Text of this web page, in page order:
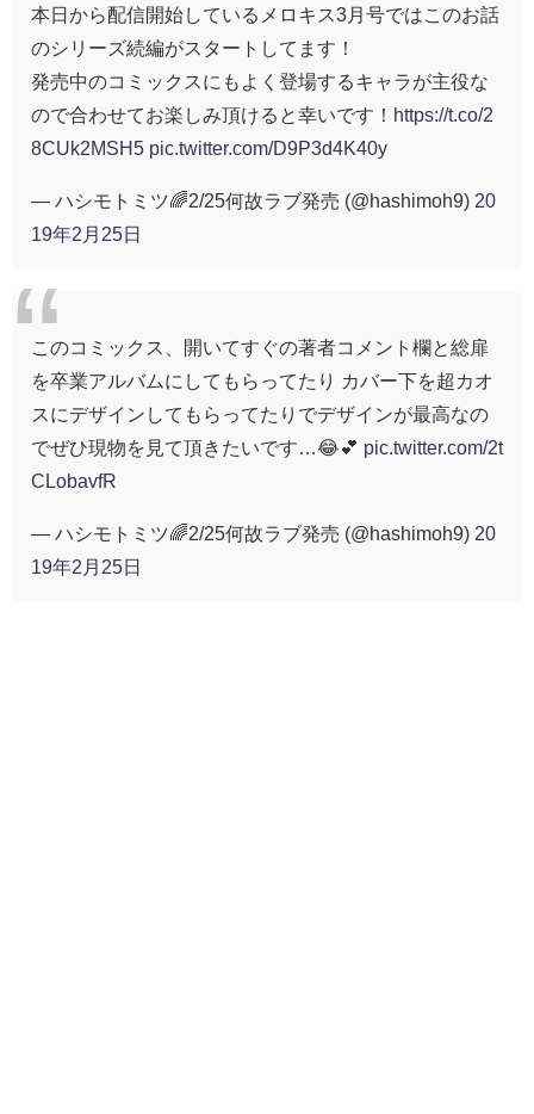
本日から配信開始しているメロキス3月号ではこのお話
のシリーズ続編がスタートしてます！
発売中のコミックスにもよく登場するキャラが主役な
ので合わせてお楽しみ頂けると幸いです！ https://t.co/2
8CUk2MSH5 pic.twitter.com/D9P3d4K40y
— ハシモトミツ🌈2/25何故ラブ発売 (@hashimoh9) 20
19年2月25日
このコミックス、開いてすぐの著者コメント欄と総扉
を卒業アルバムにしてもらってたり カバー下を超カオ
スにデザインしてもらってたりでデザインが最高なの
でぜひ現物を見て頂きたいです…😂💕 pic.twitter.com/2t
CLobavfR
— ハシモトミツ🌈2/25何故ラブ発売 (@hashimoh9) 20
19年2月25日